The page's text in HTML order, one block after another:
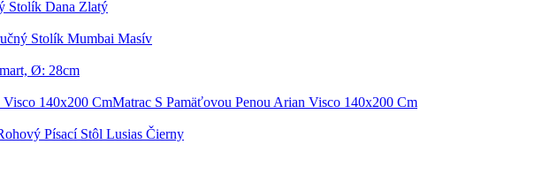
Stolík Dana Zlatý
Stolík Mumbai Masív
Ø: 28cm
Matrac S Pamäťovou Penou Arian Visco 140x200 Cm
Písací Stôl Lusias Čierny